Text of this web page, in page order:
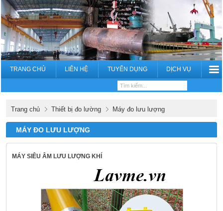
TRANG CHỦ LIÊN HỆ TUYỂN DỤNG DỊCH VỤ
Trang chủ Thiết bị đo lường Máy đo lưu lượng
MÁY ĐO LƯU LƯỢNG
MÁY SIÊU ÂM LƯU LƯỢNG KHÍ